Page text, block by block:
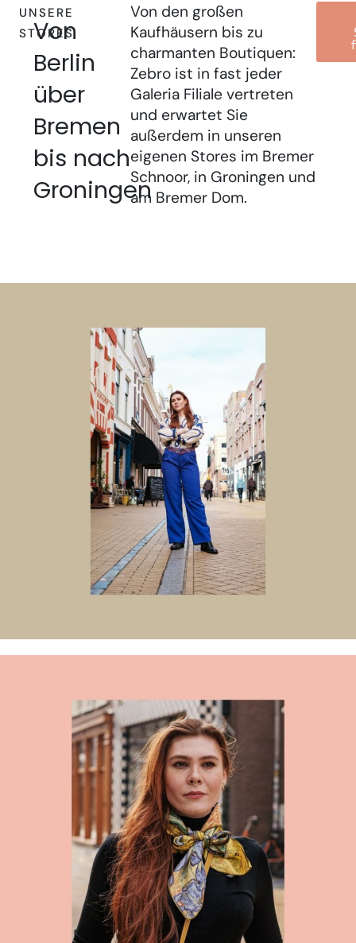
UNSERE
STORES
Von
Berlin
über
Bremen
bis nach
Groningen
Von den großen
Kaufhäusern bis zu
charmanten Boutiquen:
Zebro ist in fast jeder
Galeria Filiale vertreten
und erwartet Sie
außerdem in unseren
eigenen Stores im Bremer
Schnoor, in Groningen und
am Bremer Dom.